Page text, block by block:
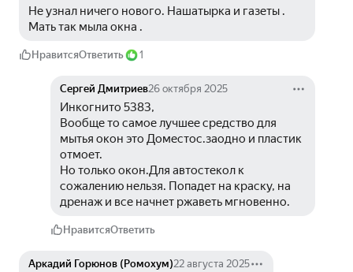
Не узнал ничего нового. Нашатырка и газеты .
Мать так мыла окна .
НравитсяОтветить 1
Сергей Дмитриев26 октября 2025
Инкогнито 5383,
Вообще то самое лучшее средство для
мытья окон это Доместос.заодно и пластик
отмоет.
Но только окон.Для автостекол к
сожалению нельзя. Попадет на краску, на
дренаж и все начнет ржаветь мгновенно.
НравитсяОтветить
Аркадий Горюнов (Ромохум)22 августа 2025